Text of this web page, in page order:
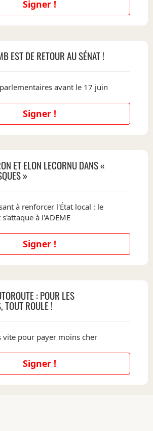
Signer !
EST DE RETOUR AU SÉNAT !
avant le 17 juin
Signer !
ET ELON LECORNU DANS «
»
à renforcer l'État local : le
à l'ADEME
Signer !
: POUR LES
TOUT ROULE !
vite pour payer moins cher
Signer !